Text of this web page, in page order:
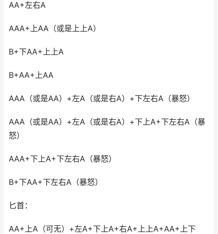
AA+左右A
AAA+上AA（或是上上A）
B+下AA+上上A
B+AA+上AA
AAA（或是AA）+左A（或是右A）+下左右A（暴怒）
AAA（或是AA）+左A（或是右A）+下上A+下左右A（暴
怒）
AAA+下上A+下左右A（暴怒）
B+下AA+下左右A（暴怒）
匕首：
AA+上A（可无）+左A+下上A+右A+上上A+AA+上下